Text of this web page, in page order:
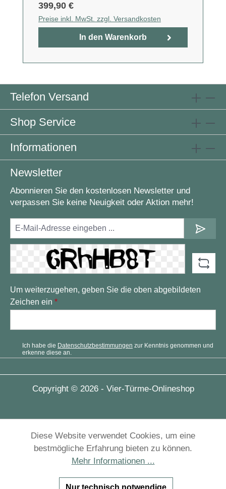
399,90 €
Preise inkl. MwSt. zzgl. Versandkosten
In den Warenkorb
Telefon Versand
Shop Service
Informationen
Newsletter
Abonnieren Sie den kostenlosen Newsletter und
verpassen Sie keine Neuigkeit oder Aktion mehr!
Um weiterzugehen, geben Sie die oben abgebildeten
Zeichen ein *
Ich habe die Datenschutzbestimmungen zur Kenntnis genommen und
erkenne diese an.
Copyright © 2026 - Vier-Türme-Onlineshop
Diese Website verwendet Cookies, um eine
bestmögliche Erfahrung bieten zu können.
Mehr Informationen ...
Nur technisch notwendige